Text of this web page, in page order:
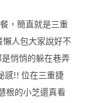
，簡直就是三重
懶人包大家說好不
悄悄的躲在巷弄
感!! 位在三重捷
根的小芝還真看